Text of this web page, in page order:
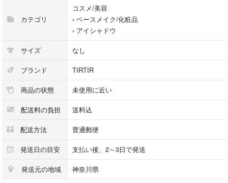
カテゴリ
コスメ/美容
› ベースメイク/化粧品
› アイシャドウ
サイズ なし
ブランド TIRTIR
商品の状態 未使用に近い
配送料の負担 送料込
配送方法 普通郵便
発送日の目安 支払い後、2～3日で発送
発送元の地域 神奈川県